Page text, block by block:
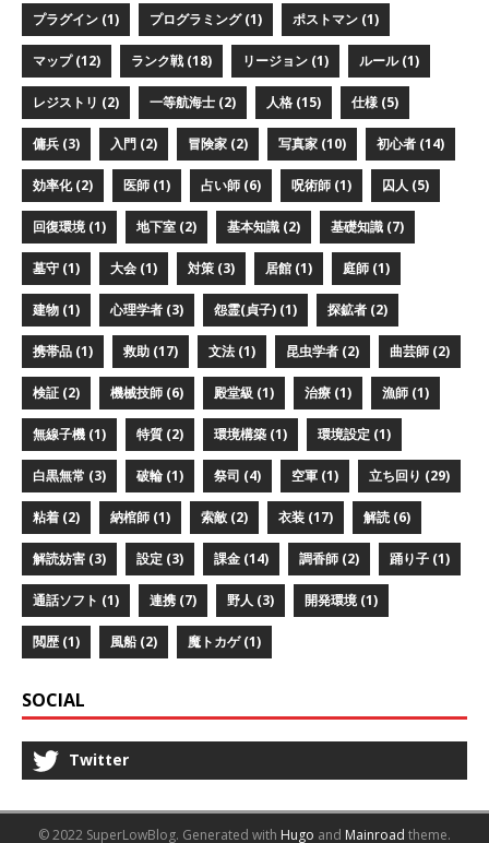
プラグイン (1) プログラミング (1) ポストマン (1)
マップ (12) ランク戦 (18) リージョン (1) ルール (1)
レジストリ (2) 一等航海士 (2) 人格 (15) 仕様 (5)
傭兵 (3) 入門 (2) 冒険家 (2) 写真家 (10) 初心者 (14)
効率化 (2) 医師 (1) 占い師 (6) 呪術師 (1) 囚人 (5)
回復環境 (1) 地下室 (2) 基本知識 (2) 基礎知識 (7)
墓守 (1) 大会 (1) 対策 (3) 居館 (1) 庭師 (1)
建物 (1) 心理学者 (3) 怨霊(貞子) (1) 探鉱者 (2)
携帯品 (1) 救助 (17) 文法 (1) 昆虫学者 (2) 曲芸師 (2)
検証 (2) 機械技師 (6) 殿堂級 (1) 治療 (1) 漁師 (1)
無線子機 (1) 特質 (2) 環境構築 (1) 環境設定 (1)
白黒無常 (3) 破輪 (1) 祭司 (4) 空軍 (1) 立ち回り (29)
粘着 (2) 納棺師 (1) 索敵 (2) 衣装 (17) 解読 (6)
解読妨害 (3) 設定 (3) 課金 (14) 調香師 (2) 踊り子 (1)
通話ソフト (1) 連携 (7) 野人 (3) 開発環境 (1)
閲歴 (1) 風船 (2) 魔トカゲ (1)
SOCIAL
Twitter
© 2022 SuperLowBlog. Generated with Hugo and Mainroad theme.